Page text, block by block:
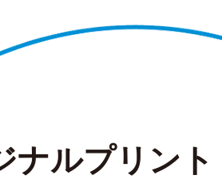
ナルプリント